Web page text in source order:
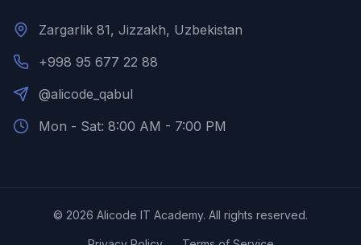
Zargarlik 81, Jizzakh, Uzbekistan
+998 95 677 22 88
@alicode_qabul
Mon - Sat: 8:00 AM - 7:00 PM
© 2026 Alicode IT Academy. All rights reserved.